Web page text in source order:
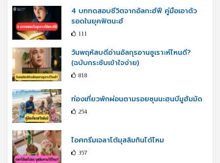
4 บททดสอบชีวิตจากอัลกะฮ์ฟี คู่มือเอาตัว
รอดในยุคฟิตนะฮ์
111
วันพฤหัสบดีอ่านอัลกุรอานซูเราะห์ไหนดี?
(ฉบับกระชับเข้าใจง่าย)
818
ท่องเที่ยวพักผ่อนตามรอยซุนนะฮฺนบีมูฮัมมัด
254
ไอศกรีมเจลาโต้มุสลิมกินได้ไหม
357